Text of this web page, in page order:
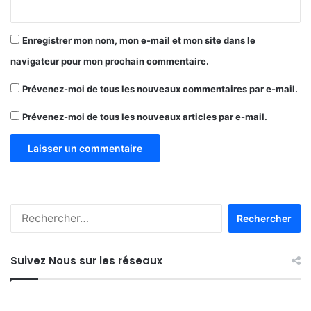
u
e
d
p
l
m
Enregistrer mon nom, mon e-mail et mon site dans le
navigateur pour mon prochain commentaire.
Prévenez-moi de tous les nouveaux commentaires par e-mail.
Prévenez-moi de tous les nouveaux articles par e-mail.
Suivez Nous sur les réseaux